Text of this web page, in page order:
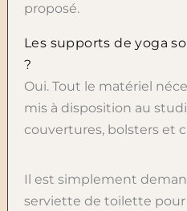
proposé.
Les supports de yoga
?
Oui. Tout le matériel
mis à disposition au
couvertures, bolsters et
Il est simplement
serviette de toilette